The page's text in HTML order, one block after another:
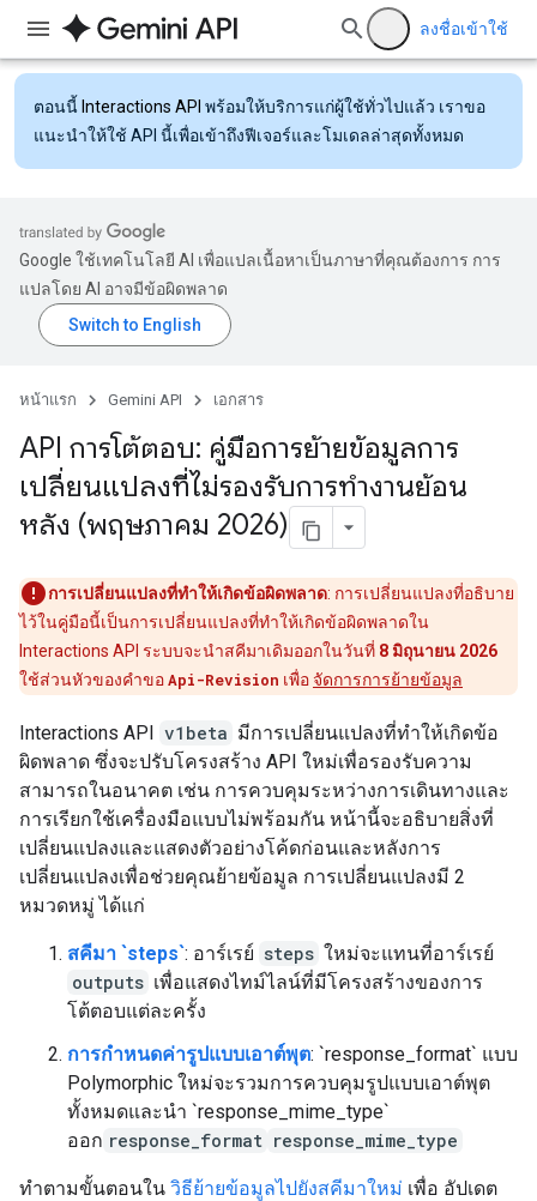
ลงชื่อเข้าใช้
ตอนนี้ Interactions API พร้อมให้บริการแก่ผู้ใช้ทั่วไปแล้ว เราขอ
แนะนำให้ใช้ API นี้เพื่อเข้าถึงฟีเจอร์และโมเดลล่าสุดทั้งหมด
Google ใช้เทคโนโลยี AI เพื่อแปลเนื้อหาเป็นภาษาที่คุณต้องการ การ
แปลโดย AI อาจมีข้อผิดพลาด
หน้าแรก Gemini API เอกสาร
API การโต้ตอบ: คู่มือการย้ายข้อมูลการ
เปลี่ยนแปลงที่ไม่รองรับการทำงานย้อน
หลัง (พฤษภาคม 2026)
การเปลี่ยนแปลงที่ทำให้เกิดข้อผิดพลาด: การเปลี่ยนแปลงที่อธิบาย
ไว้ในคู่มือนี้เป็นการเปลี่ยนแปลงที่ทำให้เกิดข้อผิดพลาดใน
Interactions API ระบบจะนำสคีมาเดิมออกในวันที่ 8 มิถุนายน 2026
ใช้ส่วนหัวของคำขอApi-Revision เพื่อ จัดการการย้ายข้อมูล
Interactions API v1beta มีการเปลี่ยนแปลงที่ทำให้เกิดข้อ
ผิดพลาด ซึ่งจะปรับโครงสร้าง API ใหม่เพื่อรองรับความ
สามารถในอนาคต เช่น การควบคุมระหว่างการเดินทางและ
การเรียกใช้เครื่องมือแบบไม่พร้อมกัน หน้านี้จะอธิบายสิ่งที่
เปลี่ยนแปลงและแสดงตัวอย่างโค้ดก่อนและหลังการ
เปลี่ยนแปลงเพื่อช่วยคุณย้ายข้อมูล การเปลี่ยนแปลงมี 2
หมวดหมู่ ได้แก่
สคีมา `steps`: อาร์เรย์ steps ใหม่จะแทนที่อาร์เรย์
outputs เพื่อแสดงไทม์ไลน์ที่มีโครงสร้างของการ
โต้ตอบแต่ละครั้ง
การกำหนดค่ารูปแบบเอาต์พุต: `response_format` แบบ
Polymorphic ใหม่จะรวมการควบคุมรูปแบบเอาต์พุต
ทั้งหมดและนำ `response_mime_type`
ออก response_format response_mime_type
ทำตามขั้นตอนใน วิธีย้ายข้อมูลไปยังสคีมาใหม่ เพื่อ อัปเดต